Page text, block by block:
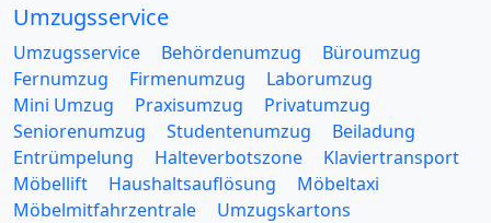
Umzugsservice
Umzugsservice Behördenumzug
Büroumzug
Fernumzug
Firmenumzug
Laborumzug
Mini Umzug
Praxisumzug
Privatumzug
Seniorenumzug
Studentenumzug
Beiladung
Entrümpelung
Halteverbotszone
Klaviertransport
Möbellift
Haushaltsauflösung
Möbeltaxi
Möbelmitfahrzentrale
Umzugskartons